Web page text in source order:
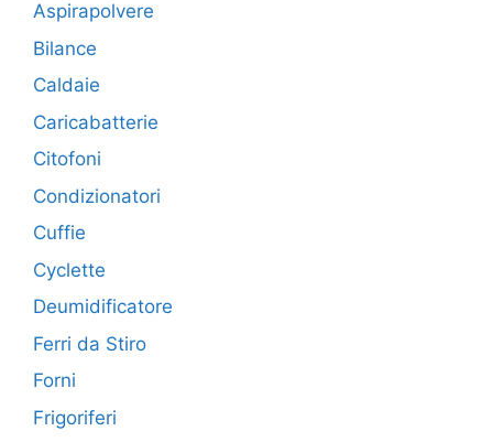
Aspirapolvere
Bilance
Caldaie
Caricabatterie
Citofoni
Condizionatori
Cuffie
Cyclette
Deumidificatore
Ferri da Stiro
Forni
Frigoriferi